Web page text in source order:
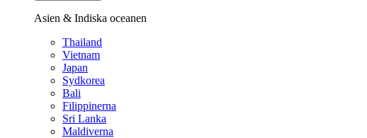
Asien & Indiska oceanen
Thailand
Vietnam
Japan
Sydkorea
Bali
Filippinerna
Sri Lanka
Maldiverna